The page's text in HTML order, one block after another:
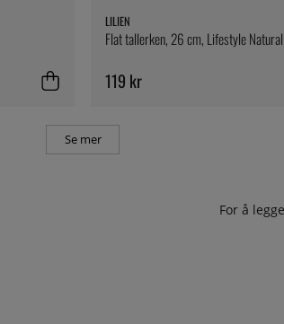
LILIEN
Flat tallerken, 26 cm, Lifestyle
119 kr
Se mer
For å